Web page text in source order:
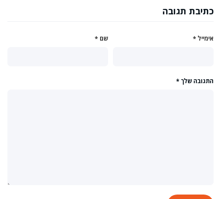
כתיבת תגובה
שם * אימייל *
התגובה שלך *